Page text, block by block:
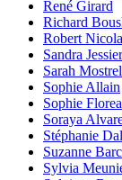
René Girard
Richard
Robert
Sandra
Sarah Mostrel
Sophie Allain
Sophie
Soraya
Stéphanie
Suzanne
Sylvia